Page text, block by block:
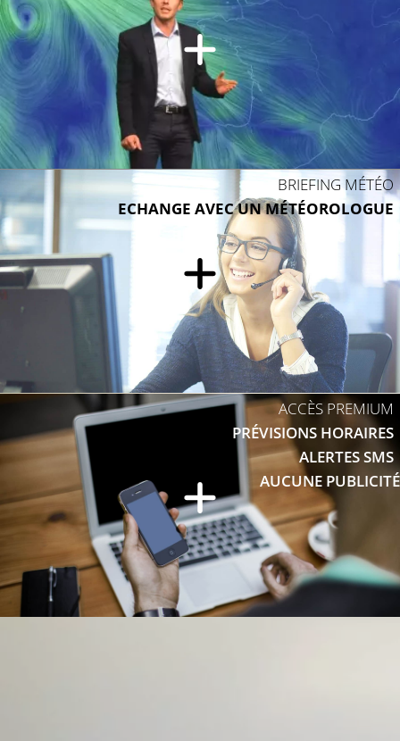
18°C
BRIEFING MÉTÉO
ECHANGE AVEC UN MÉTÉOROLOGUE
ACCÈS PREMIUM
PRÉVISIONS HORAIRES
ALERTES SMS
AUCUNE PUBLICITÉ